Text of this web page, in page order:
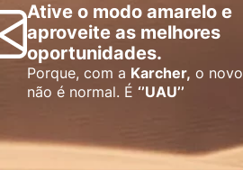
Ative o modo amarelo e
aproveite as melhores
oportunidades.
Porque, com a Karcher, o novo
não é normal. É ‘’UAU’’